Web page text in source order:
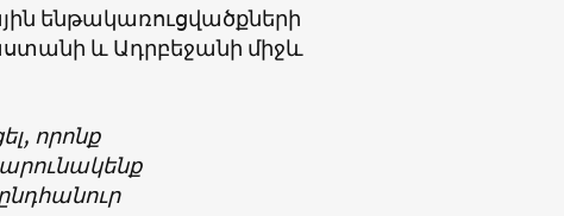
ենթակառուցվածքների
և Ադրբեջանի միջև
որոնք